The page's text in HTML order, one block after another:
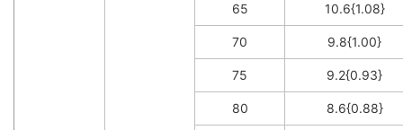
65 10.6{1.08}
70 9.8{1.00}
75 9.2{0.93}
80 8.6{0.88}